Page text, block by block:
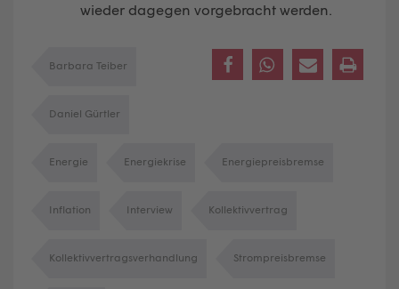
wieder dagegen vorgebracht werden.
Barbara Teiber
Daniel Gürtler
Energie Energiekrise Energiepreisbremse
Inflation Interview Kollektivvertrag
Kollektivvertragsverhandlung Strompreisbremse